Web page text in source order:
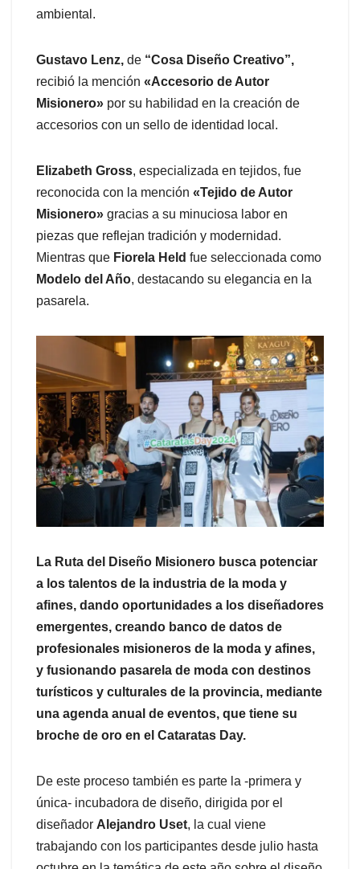
ambiental.
Gustavo Lenz, de “Cosa Diseño Creativo”,
recibió la mención «Accesorio de Autor
Misionero» por su habilidad en la creación de
accesorios con un sello de identidad local.
Elizabeth Gross, especializada en tejidos, fue
reconocida con la mención «Tejido de Autor
Misionero» gracias a su minuciosa labor en
piezas que reflejan tradición y modernidad.
Mientras que Fiorela Held fue seleccionada como
Modelo del Año, destacando su elegancia en la
pasarela.
La Ruta del Diseño Misionero busca potenciar
a los talentos de la industria de la moda y
afines, dando oportunidades a los diseñadores
emergentes, creando banco de datos de
profesionales misioneros de la moda y afines,
y fusionando pasarela de moda con destinos
turísticos y culturales de la provincia, mediante
una agenda anual de eventos, que tiene su
broche de oro en el Cataratas Day.
De este proceso también es parte la -primera y
única- incubadora de diseño, dirigida por el
diseñador Alejandro Uset, la cual viene
trabajando con los participantes desde julio hasta